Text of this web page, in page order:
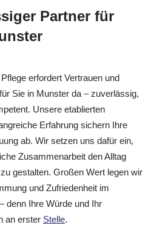
Partner für
erfordert Vertrauen und
Sie in Munster da – zuverlässig,
Unsere etablierten
Erfahrung sichern Ihre
ab. Wir setzen uns dafür ein,
Zusammenarbeit den Alltag
gestalten. Großen Wert legen wir
und Zufriedenheit im
denn Ihre Würde und Ihr
an erster Stelle.